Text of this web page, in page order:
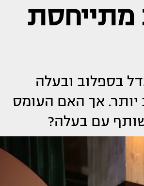
מתייחסת
בספלוב ובעלה
אך האם העומס
עם בעלה?